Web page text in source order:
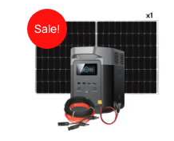
Sale!